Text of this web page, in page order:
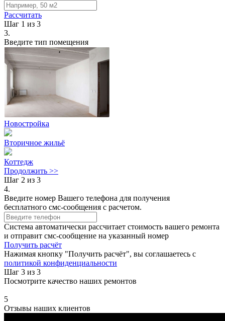
Рассчитать
Шаг 1 из 3
3.
Введите тип помещения
Новостройка
Вторичное жильё
Коттедж
Продолжить >>
Шаг 2 из 3
4.
Введите номер Вашего телефона для получения
бесплатного смс-сообщения с расчетом.
Система автоматически рассчитает стоимость вашего ремонта
и отправит смс-сообщение на указанный номер
Получить расчёт
Нажимая кнопку "Получить расчёт", вы соглашаетесь с
политикой конфиденциальности
Шаг 3 из 3
Посмотрите качество наших ремонтов
5
Отзывы наших клиентов